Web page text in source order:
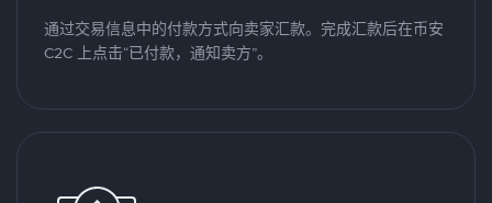
通过交易信息中的付款方式向卖家汇款。完成汇款后在币安
C2C 上点击“已付款，通知卖方”。